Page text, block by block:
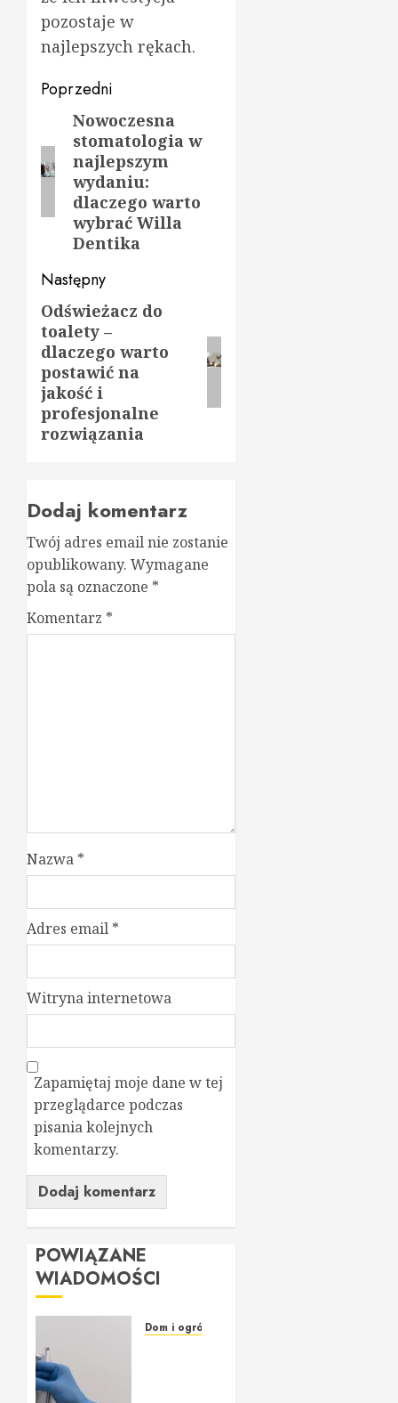
pozostaje w
najlepszych rękach.
Zobacz
wpisy
Poprzedni
Poprzedni
wpis:
Nowoczesna
stomatologia w
najlepszym
wydaniu:
dlaczego warto
wybrać Willa
Dentika
Następny
Następny
wpis:
Odświeżacz do
toalety –
dlaczego warto
postawić na
jakość i
profesjonalne
rozwiązania
Dodaj komentarz
Twój adres email nie zostanie
opublikowany. Wymagane
pola są oznaczone *
Komentarz *
Nazwa *
Adres email *
Witryna internetowa
Zapamiętaj moje dane w tej
przeglądarce podczas
pisania kolejnych
komentarzy.
POWIĄZANE
WIADOMOŚCI
Dom i ogród